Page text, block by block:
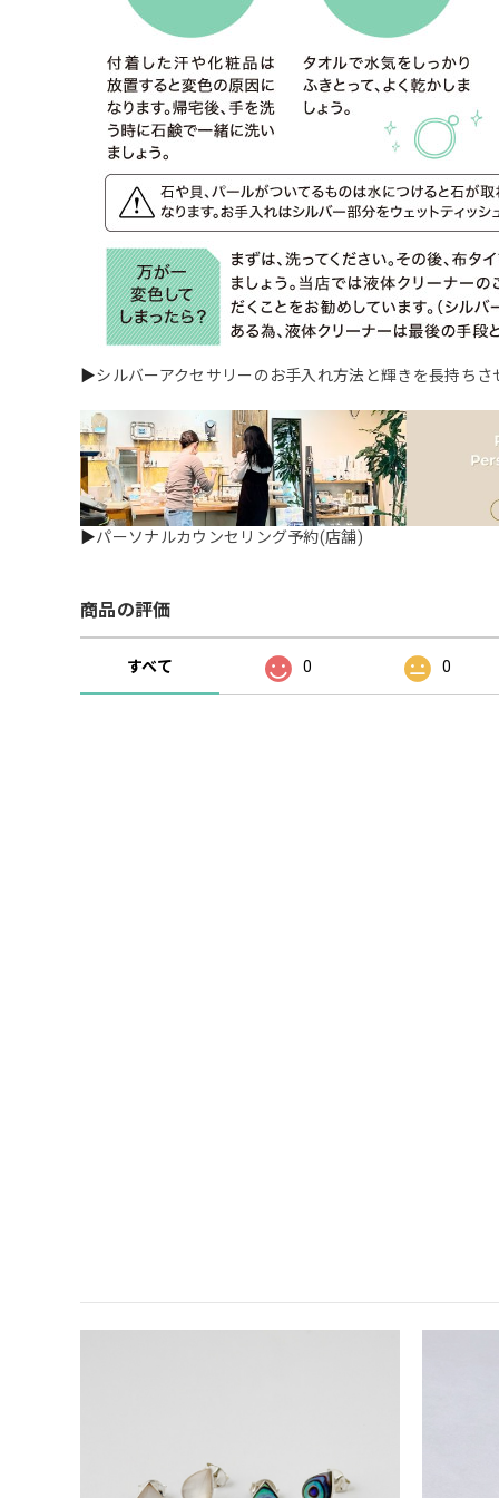
▶シルバーアクセサリーのお手入れ方法と輝きを長持ちさ
▶パーソナルカウンセリング予約(店舗)
商品の評価
すべて 0 0